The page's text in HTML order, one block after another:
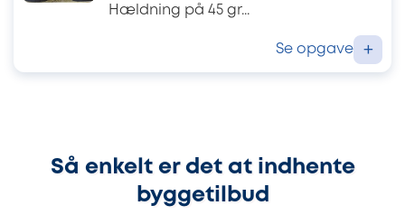
Hældning på 45 gr...
Se opgave +
Så enkelt er det at indhente
byggetilbud